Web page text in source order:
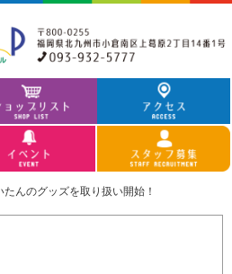
たんのグッズを取り扱い開始！